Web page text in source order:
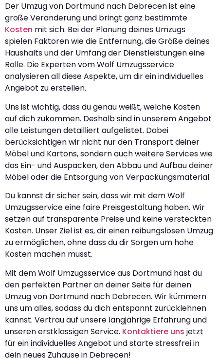
Der Umzug von Dortmund nach Debrecen ist eine
große Veränderung und bringt ganz bestimmte
Kosten mit sich. Bei der Planung deines Umzugs
spielen Faktoren wie die Entfernung, die Größe deines
Haushalts und der Umfang der Dienstleistungen eine
Rolle. Die Experten vom Wolf Umzugsservice
analysieren all diese Aspekte, um dir ein individuelles
Angebot zu erstellen.
Uns ist wichtig, dass du genau weißt, welche Kosten
auf dich zukommen. Deshalb sind in unserem Angebot
alle Leistungen detailliert aufgelistet. Dabei
berücksichtigen wir nicht nur den Transport deiner
Möbel und Kartons, sondern auch weitere Services wie
das Ein- und Auspacken, den Abbau und Aufbau deiner
Möbel oder die Entsorgung von Verpackungsmaterial.
Du kannst dir sicher sein, dass wir mit dem Wolf
Umzugsservice eine faire Preisgestaltung haben. Wir
setzen auf transparente Preise und keine versteckten
Kosten. Unser Ziel ist es, dir einen reibungslosen Umzug
zu ermöglichen, ohne dass du dir Sorgen um hohe
Kosten machen musst.
Mit dem Wolf Umzugsservice aus Dortmund hast du
den perfekten Partner an deiner Seite für deinen
Umzug von Dortmund nach Debrecen. Wir kümmern
uns um alles, sodass du dich entspannt zurücklehnen
kannst. Vertrau auf unsere langjährige Erfahrung und
unseren erstklassigen Service. Kontaktiere uns jetzt
für ein individuelles Angebot und starte stressfrei in
dein neues Zuhause in Debrecen!